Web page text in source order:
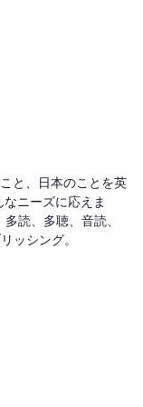
と、日本のことを英
ニーズに応えま
読、多聴、音読、
ッシング。